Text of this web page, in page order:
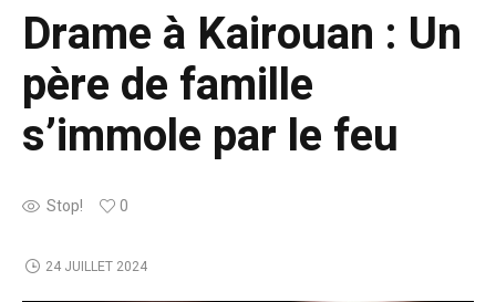
Drame à Kairouan : Un
père de famille
s’immole par le feu
Stop! 0
24 JUILLET 2024